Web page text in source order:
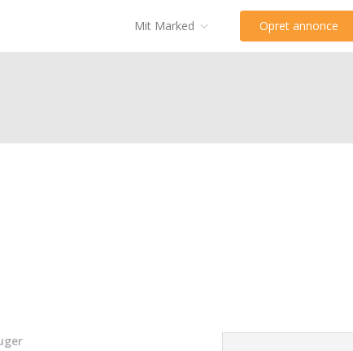
Mit Marked Opret annonce